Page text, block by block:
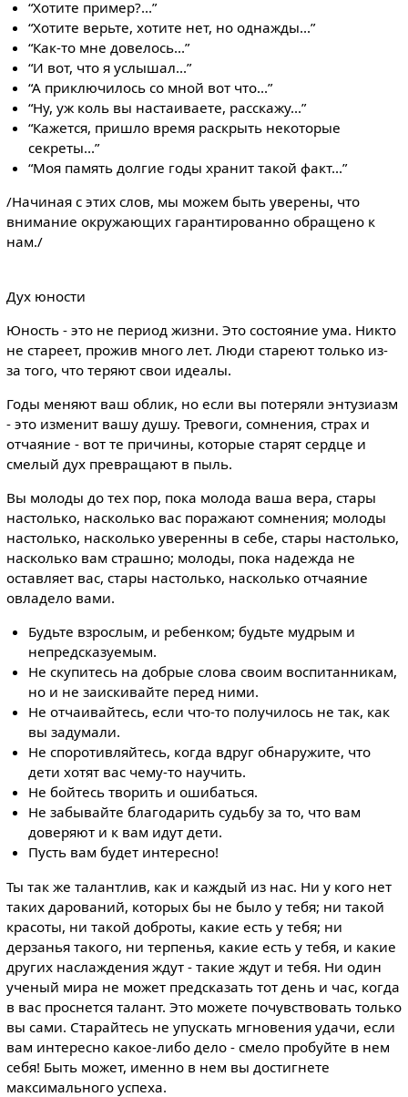
“Хотите пример?...”
“Хотите верьте, хотите нет, но однажды...”
“Как-то мне довелось...”
“И вот, что я услышал...”
“А приключилось со мной вот что...”
“Ну, уж коль вы настаиваете, расскажу...”
“Кажется, пришло время раскрыть некоторые
секреты...”
“Моя память долгие годы хранит такой факт...”
/Начиная с этих слов, мы можем быть уверены, что
внимание окружающих гарантированно обращено к
нам./
Дух юности
Юность - это не период жизни. Это состояние ума. Никто
не стареет, прожив много лет. Люди стареют только из-
за того, что теряют свои идеалы.
Годы меняют ваш облик, но если вы потеряли энтузиазм
- это изменит вашу душу. Тревоги, сомнения, страх и
отчаяние - вот те причины, которые старят сердце и
смелый дух превращают в пыль.
Вы молоды до тех пор, пока молода ваша вера, стары
настолько, насколько вас поражают сомнения; молоды
настолько, насколько уверенны в себе, стары настолько,
насколько вам страшно; молоды, пока надежда не
оставляет вас, стары настолько, насколько отчаяние
овладело вами.
Будьте взрослым, и ребенком; будьте мудрым и
непредсказуемым.
Не скупитесь на добрые слова своим воспитанникам,
но и не заискивайте перед ними.
Не отчаивайтесь, если что-то получилось не так, как
вы задумали.
Не споротивляйтесь, когда вдруг обнаружите, что
дети хотят вас чему-то научить.
Не бойтесь творить и ошибаться.
Не забывайте благодарить судьбу за то, что вам
доверяют и к вам идут дети.
Пусть вам будет интересно!
Ты так же талантлив, как и каждый из нас. Ни у кого нет
таких дарований, которых бы не было у тебя; ни такой
красоты, ни такой доброты, какие есть у тебя; ни
дерзанья такого, ни терпенья, какие есть у тебя, и какие
других наслаждения ждут - такие ждут и тебя. Ни один
ученый мира не может предсказать тот день и час, когда
в вас проснется талант. Это можете почувствовать только
вы сами. Старайтесь не упускать мгновения удачи, если
вам интересно какое-либо дело - смело пробуйте в нем
себя! Быть может, именно в нем вы достигнете
максимального успеха.